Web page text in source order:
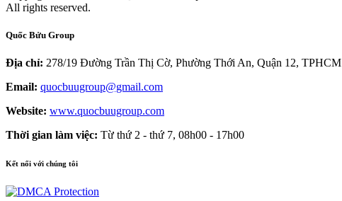
All rights reserved.
Quốc Bửu Group
Địa chỉ: 278/19 Đường Trần Thị Cờ, Phường Thới An, Quận 12, TPHCM
Email: quocbuugroup@gmail.com
Website: www.quocbuugroup.com
Thời gian làm việc: Từ thứ 2 - thứ 7, 08h00 - 17h00
Kết nối với chúng tôi